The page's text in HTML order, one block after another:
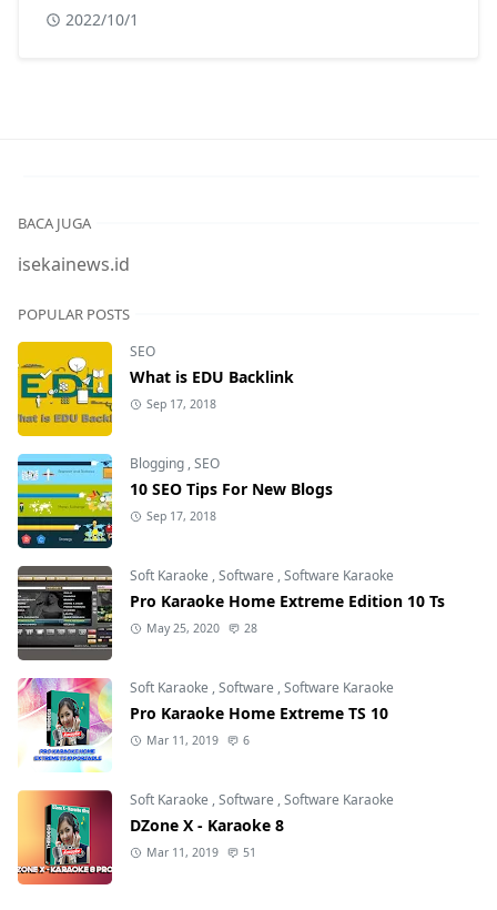
2022/10/1
BACA JUGA
isekainews.id
POPULAR POSTS
SEO
What is EDU Backlink
Sep 17, 2018
Blogging ,SEO
10 SEO Tips For New Blogs
Sep 17, 2018
Soft Karaoke ,Software ,Software Karaoke
Pro Karaoke Home Extreme Edition 10 Ts
May 25, 2020 28
Soft Karaoke ,Software ,Software Karaoke
Pro Karaoke Home Extreme TS 10
Mar 11, 2019 6
Soft Karaoke ,Software ,Software Karaoke
DZone X - Karaoke 8
Mar 11, 2019 51